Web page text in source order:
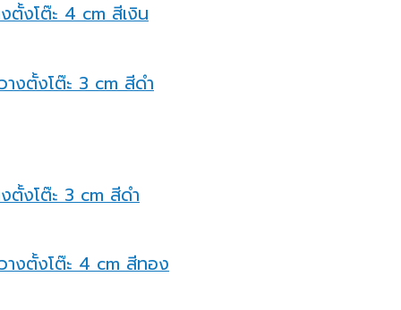
ตั้งโต๊ะ 4 cm สีเงิน
ตั้งโต๊ะ 3 cm สีดำ